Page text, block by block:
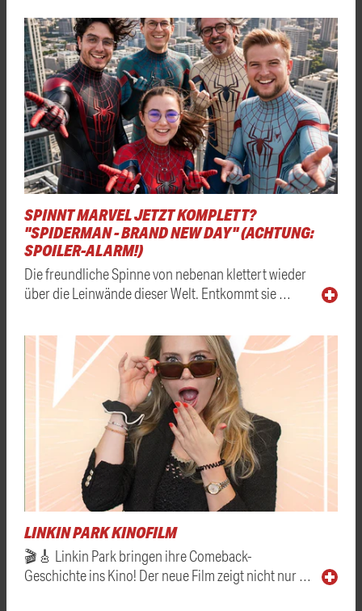
SPINNT MARVEL JETZT KOMPLETT?
"SPIDERMAN - BRAND NEW DAY" (ACHTUNG:
SPOILER-ALARM!)
Die freundliche Spinne von nebenan klettert wieder
über die Leinwände dieser Welt. Entkommt sie …
LINKIN PARK KINOFILM
🎬🎸 Linkin Park bringen ihre Comeback-
Geschichte ins Kino! Der neue Film zeigt nicht nur …